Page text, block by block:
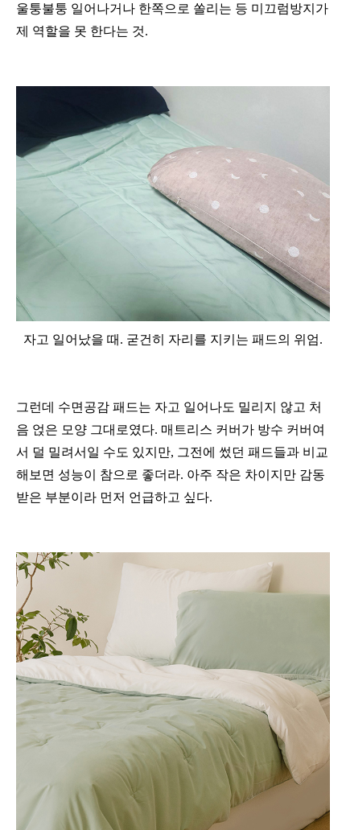
울퉁불퉁 일어나거나 한쪽으로 쏠리는 등 미끄럼방지가
제 역할을 못 한다는 것.
자고 일어났을 때. 굳건히 자리를 지키는 패드의 위엄.
그런데 수면공감 패드는 자고 일어나도 밀리지 않고 처
음 얹은 모양 그대로였다. 매트리스 커버가 방수 커버여
서 덜 밀려서일 수도 있지만, 그전에 썼던 패드들과 비교
해보면 성능이 참으로 좋더라. 아주 작은 차이지만 감동
받은 부분이라 먼저 언급하고 싶다.